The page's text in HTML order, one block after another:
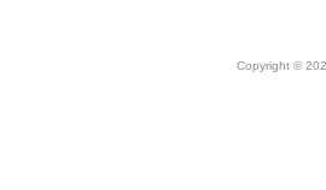
Copyright ©